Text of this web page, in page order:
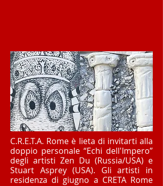
C.R.E.T.A. Rome è lieta di invitarti alla
doppio personale “Echi dell'Impero”
degli artisti Zen Du (Russia/USA) e
Stuart Asprey (USA). Gli artisti in
residenza di giugno a CRETA Rome